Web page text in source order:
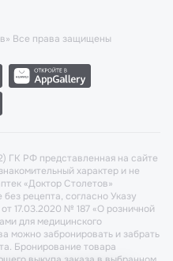
Все права защищены
ГК РФ представленная на сайте
характер и не
«Доктор Столетов»
рецепта, согласно Указу
17.03.2020 № 187 «О розничной
для медицинского
можно забронировать и забрать
Бронирование товара